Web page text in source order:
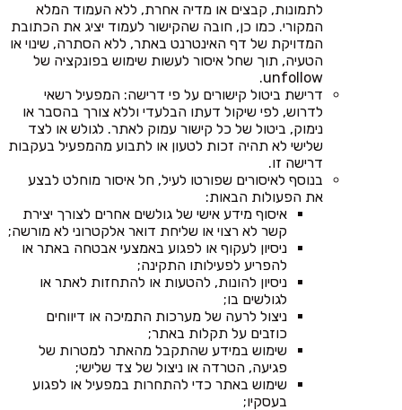
לתמונות, קבצים או מדיה אחרת, ללא העמוד המלא
המקורי. כמו כן, חובה שהקישור לעמוד יציג את הכתובת
המדויקת של דף האינטרנט באתר, ללא הסתרה, שינוי או
הטעיה, תוך שחל איסור לעשות שימוש בפונקציה של
unfollow.
דרישת ביטול קישורים על פי דרישה: המפעיל רשאי
לדרוש, לפי שיקול דעתו הבלעדי וללא צורך בהסבר או
נימוק, ביטול של כל קישור עמוק לאתר. לגולש או לצד
שלישי לא תהיה זכות לטעון או לתבוע מהמפעיל בעקבות
דרישה זו.
בנוסף לאיסורים שפורטו לעיל, חל איסור מוחלט לבצע
את הפעולות הבאות:
איסוף מידע אישי של גולשים אחרים לצורך יצירת
קשר לא רצוי או שליחת דואר אלקטרוני לא מורשה;
ניסיון לעקוף או לפגוע באמצעי אבטחה באתר או
להפריע לפעילותו התקינה;
ניסיון להונות, להטעות או להתחזות לאתר או
לגולשים בו;
ניצול לרעה של מערכות התמיכה או דיווחים
כוזבים על תקלות באתר;
שימוש במידע שהתקבל מהאתר למטרות של
פגיעה, הטרדה או ניצול של צד שלישי;
שימוש באתר כדי להתחרות במפעיל או לפגוע
בעסקיו;